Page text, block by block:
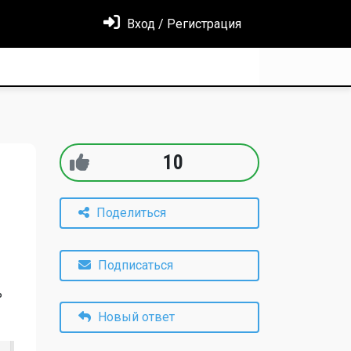
Вход / Регистрация
10
Поделиться
Подписаться
Новый ответ